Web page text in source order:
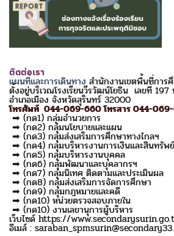
ติดต่อเรา
แผนที่และการเดินทางสำนักงานเขตพื้นที่การ
ตั้งอยู่บริเวณโรงเรียนวีรวัฒน์โยธิน เลขที่
อำเภอเมือง จังหวัดสุรินทร์ 32000
โทรศัพท์ 044-069-660 โทรสาร 044-
➡ (กด1) กลุ่มอำนวยการ
➡ (กด2) กลุ่มนโยบายและแผน
➡ (กด3) กลุ่มส่งเสริมการศึกษาทางไกลฯ
➡ (กด4) กลุ่มบริหารงานการเงินและสินทรัพย์
➡ (กด5) กลุ่มบริหารงานบุคคล
➡ (กด6) กลุ่มพัฒนาและบุคลากรฯ
➡ (กด7) กลุ่มนิเทศ ติดตามและประเมินผล
➡ (กด8) กลุ่มส่งเสริมการจัดการศึกษา
➡ (กด9) กลุ่มกฎหมายและคดี
➡ (กด10) หน่วยตรวจสอบภายใน
➡ (กด10) งานเลขานุการผู้บริหาร
เว็บไซด์ https://
อีเมล์ :